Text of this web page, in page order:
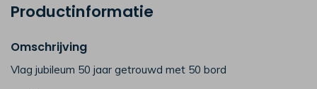
Productinformatie
Omschrijving
Vlag jubileum 50 jaar getrouwd met 50 bord